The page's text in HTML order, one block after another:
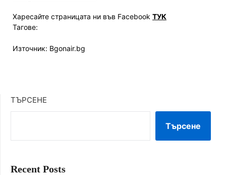
Харесайте страницата ни във Facebook ТУК
Тагове:
Източник: Bgonair.bg
ТЪРСЕНЕ
Търсене
Recent Posts